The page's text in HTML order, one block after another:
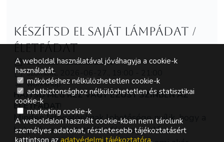
Készítsd el saját lámpádat /
életfádat
Everness Fesztivál 2026
szombat, 2026-06-27., 19:00 - 21:00
workshop
HAJTSD MEG RÉZ VAGY EZÜST SZÍNBEN AZ
ÉLETFÁDAT
Minden látogatónknak lehetősége nyílik, hogy a
helyszínen alkotott élet fáját egy előre
A weboldal használatával jóváhagyja a cookie-k
használatát.
működéshez nélkülözhetetlen cookie-k
adatbiztonsághoz nélkülözhetetlen és statisztikai
cookie-k
marketing cookie-k
A weboldalon használt cookie-kban nem tárolunk
személyes adatokat, részletesebb tájékoztatásért